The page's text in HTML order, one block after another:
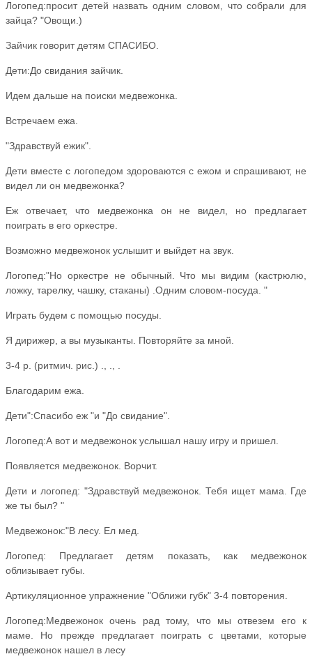
Логопед:просит детей назвать одним словом, что собрали для
зайца? "Овощи.)
Зайчик говорит детям СПАСИБО.
Дети:До свидания зайчик.
Идем дальше на поиски медвежонка.
Встречаем ежа.
"Здравствуй ежик".
Дети вместе с логопедом здороваются с ежом и спрашивают, не
видел ли он медвежонка?
Еж отвечает, что медвежонка он не видел, но предлагает
поиграть в его оркестре.
Возможно медвежонок услышит и выйдет на звук.
Логопед:"Но оркестре не обычный. Что мы видим (кастрюлю,
ложку, тарелку, чашку, стаканы) .Одним словом-посуда. "
Играть будем с помощью посуды.
Я дирижер, а вы музыканты. Повторяйте за мной.
3-4 р. (ритмич. рис.) ., ., .
Благодарим ежа.
Дети":Спасибо еж "и "До свидание".
Логопед:А вот и медвежонок услышал нашу игру и пришел.
Появляется медвежонок. Ворчит.
Дети и логопед: "Здравствуй медвежонок. Тебя ищет мама. Где
же ты был? "
Медвежонок:"В лесу. Ел мед.
Логопед: Предлагает детям показать, как медвежонок
облизывает губы.
Артикуляционное упражнение "Оближи губк" 3-4 повторения.
Логопед:Медвежонок очень рад тому, что мы отвезем его к
маме. Но прежде предлагает поиграть с цветами, которые
медвежонок нашел в лесу